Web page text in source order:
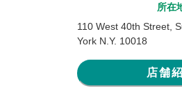
所在
110 West 40th Street,
York N.Y. 10018
店舗